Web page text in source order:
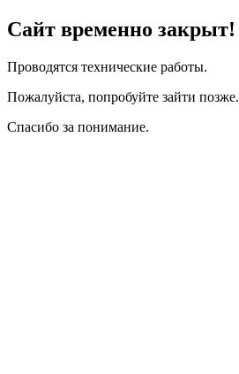
Сайт временно закрыт!
Проводятся технические работы.
Пожалуйста, попробуйте зайти позже.
Спасибо за понимание.